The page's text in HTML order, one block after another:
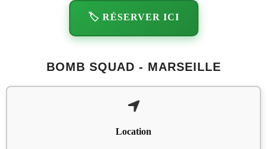
🏷️ RÉSERVER ICI
BOMB SQUAD - MARSEILLE
Location